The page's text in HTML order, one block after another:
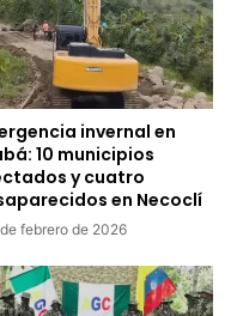
invernal en
10 municipios
y cuatro
en Necoclí
febrero de 2026